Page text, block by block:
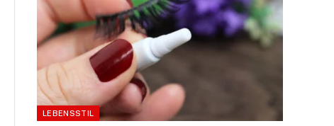
LEBENSSTIL